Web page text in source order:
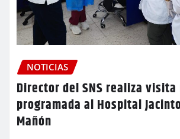
NOTICIAS
Director del SNS realiza visita
programada al Hospital
Mañón